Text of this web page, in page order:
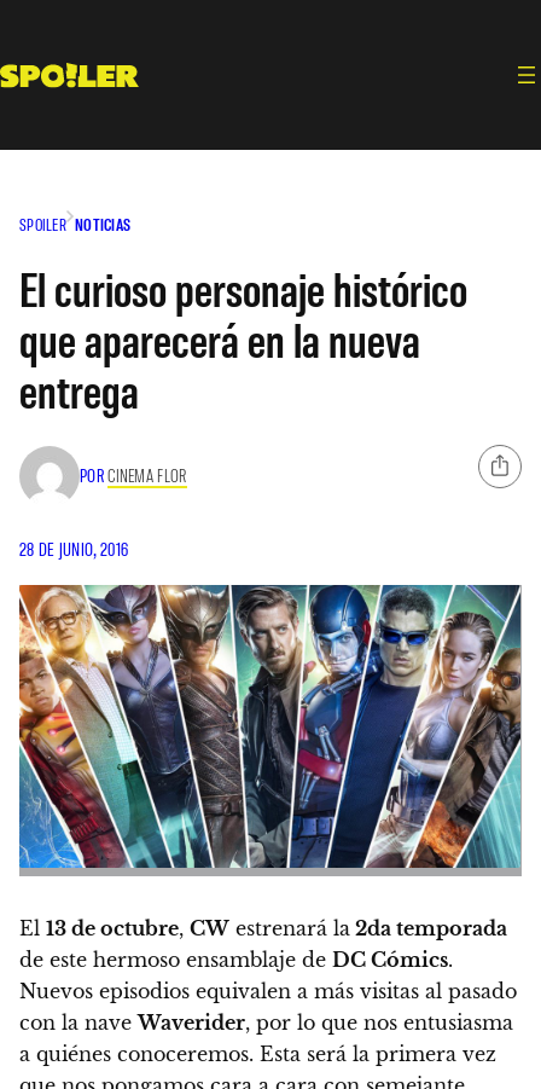
contenido
SPOILER NOTICIAS
El curioso personaje histórico
que aparecerá en la nueva
entrega
PORCINEMA FLOR
28 DE JUNIO, 2016
El 13 de octubre, CW estrenará la 2da temporada
de este hermoso ensamblaje de DC Cómics.
Nuevos episodios equivalen a más visitas al pasado
con la naveWaverider, por lo que nos entusiasma
a quiénes conoceremos. Esta será la primera vez